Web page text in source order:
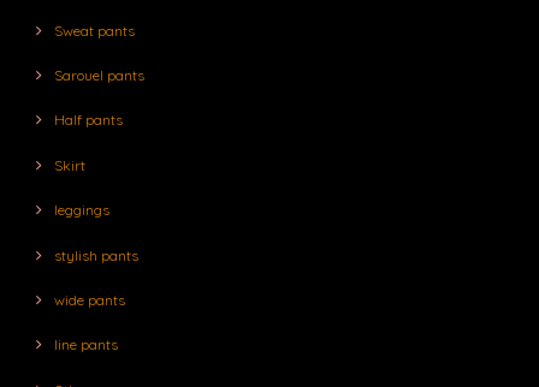
Sweat pants
Sarouel pants
Half pants
Skirt
leggings
stylish pants
wide pants
line pants